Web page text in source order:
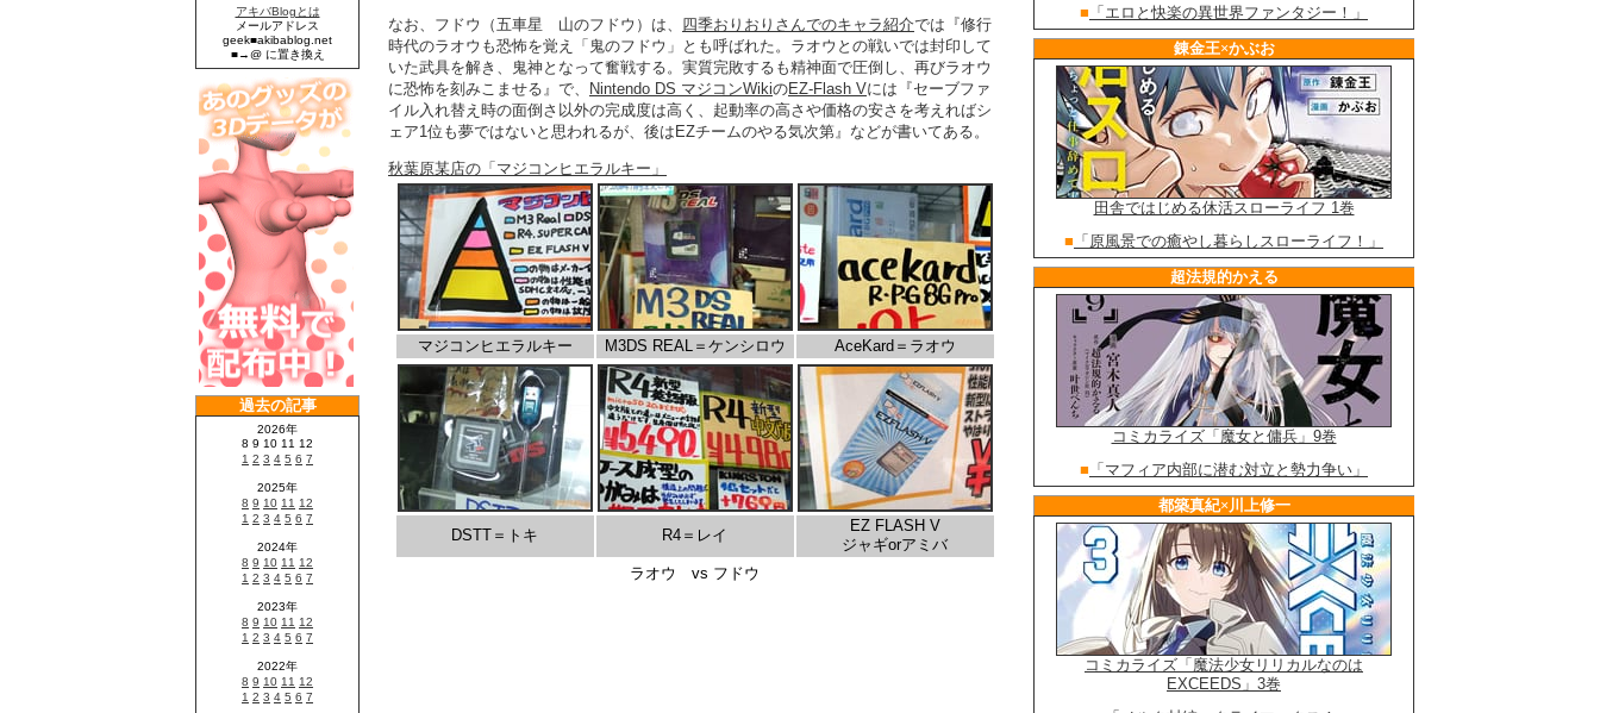
なお、フドウ（五車星 山のフドウ）は、 四季おりおりさんでのキャラ紹介では『修行
時代のラオウも恐怖を覚え「鬼のフドウ」とも呼ばれた。ラオウとの戦いでは封印して
いた武具を解き、鬼神となって奮戦する。実質完敗するも精神面で圧倒し、再びラオウ
に恐怖を刻みこませる』で、
Nintendo DS マジコンWikiのEZ-Flash Vには『セーブファ
イル入れ替え時の面倒さ以外の完成度は高く、起動率の高さや価格の安さを考えればシ
ェア1位も夢ではないと思われるが、後はEZチームのやる気次第』などが書いてある。
秋葉原某店の「マジコンヒエラルキー」
マジコンヒエラルキー M3DS REAL＝ケンシロウ AceKard＝ラオウ
DSTT＝トキ R4＝レイ
EZ FLASH V
ジャギorアミバ
ラオウ vs フドウ